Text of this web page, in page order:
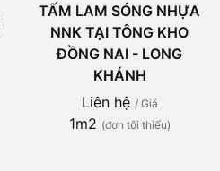
TẤM LAM SÓNG NHỰA
NNK TẠI TÔNG KHO
ĐỒNG NAI - LONG
KHÁNH
Liên hệ / Giá
1m2 (đơn tối thiểu)